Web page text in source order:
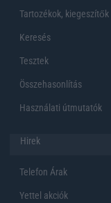
Tartozékok, kiegeszítők
Keresés
Tesztek
Összehasonlítás
Használati útmutatók
Hirek
Telefon Árak
Yettel akciók